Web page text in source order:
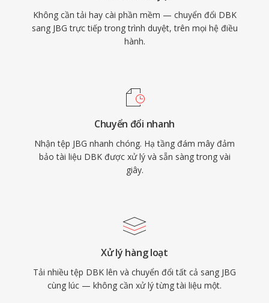
Không cần tải hay cài phần mềm — chuyển đổi DBK
sang JBG trực tiếp trong trình duyệt, trên mọi hệ điều
hành.
Chuyển đổi nhanh
Nhận tệp JBG nhanh chóng. Hạ tầng đám mây đảm
bảo tài liệu DBK được xử lý và sẵn sàng trong vài
giây.
Xử lý hàng loạt
Tải nhiều tệp DBK lên và chuyển đổi tất cả sang JBG
cùng lúc — không cần xử lý từng tài liệu một.